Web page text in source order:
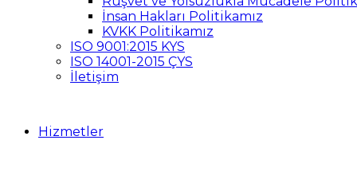
İnsan Hakları Politikamız
KVKK Politikamız
ISO 9001:2015 KYS
ISO 14001-2015 ÇYS
İletişim
Hizmetler